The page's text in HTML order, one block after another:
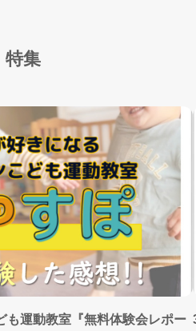
特集
も運動教室『無料体験会レポー